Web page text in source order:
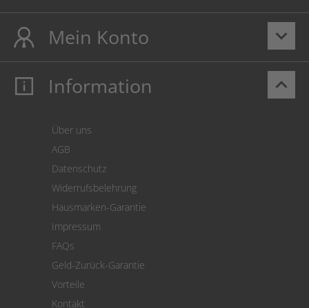
keyboard_arrow_down
Mein Konto
Mein Konto
Cookie Einstellungen
keyboard_arrow_up
Information
Über uns
AGB
Datenschutz
Widerrufsbelehrung
Hausmarken-Garantie
Impressum
FAQs
Geld-Zurück-Garantie
Vorteile
Kontakt